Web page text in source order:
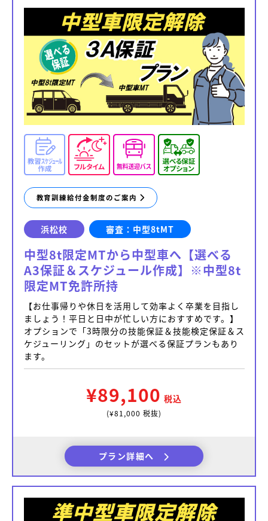
教育訓練給付金制度のご案内
浜松校 審査：中型8tMT
中型8t限定MTから中型車へ【選べる
A3保証＆スケジュール作成】※中型8t
限定MT免許所持
【お仕事帰りや休日を活用して効率よく卒業を目指し
ましょう！平日と日中が忙しい方におすすめです。】
オプションで「3時限分の技能保証＆技能検定保証＆ス
ケジューリング」のセットが選べる保証プランもあり
ます。
¥89,100 税込
(¥81,000 税抜)
プラン詳細へ